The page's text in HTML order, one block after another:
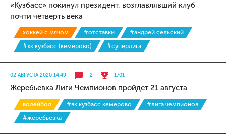
«Кузбасс» покинул президент, возглавлявший клуб
почти четверть века
хоккей с мячом #отставки
#андрей сельский
#хк кузбасс (кемерово)
#суперлига
02 АВГУСТА 2020 14:49 2 1701
Жеребьевка Лиги Чемпионов пройдет 21 августа
волейбол #вк кузбасс кемерово
#лига чемпионов
#жеребьевка